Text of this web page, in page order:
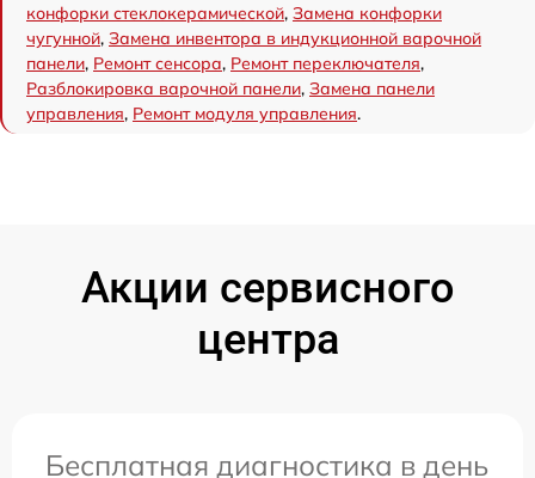
конфорки стеклокерамической, Замена конфорки
чугунной, Замена инвентора в индукционной варочной
панели, Ремонт сенсора, Ремонт переключателя,
Разблокировка варочной панели, Замена панели
управления, Ремонт модуля управления.
Акции сервисного
центра
Бесплатная диагностика в день